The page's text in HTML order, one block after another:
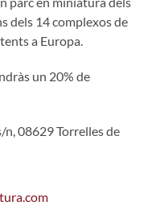
dels 14 complexos de
a Europa.
un 20% de
n, 08629 Torrelles de